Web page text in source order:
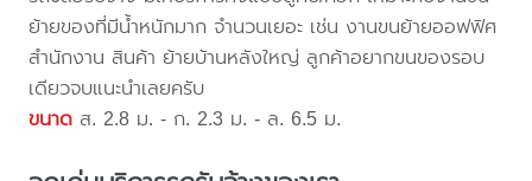
ย้ายของที่มีน้ำหนักมาก จำนวนเยอะ เช่น งานขนย้ายออฟฟิศ
สำนักงาน สินค้า ย้ายบ้านหลังใหญ่ ลูกค้าอยากขนของรอบ
เดียวจบแนะนำเลยครับ
ขนาด ส. 2.8 ม. - ก. 2.3 ม. - ล. 6.5 ม.